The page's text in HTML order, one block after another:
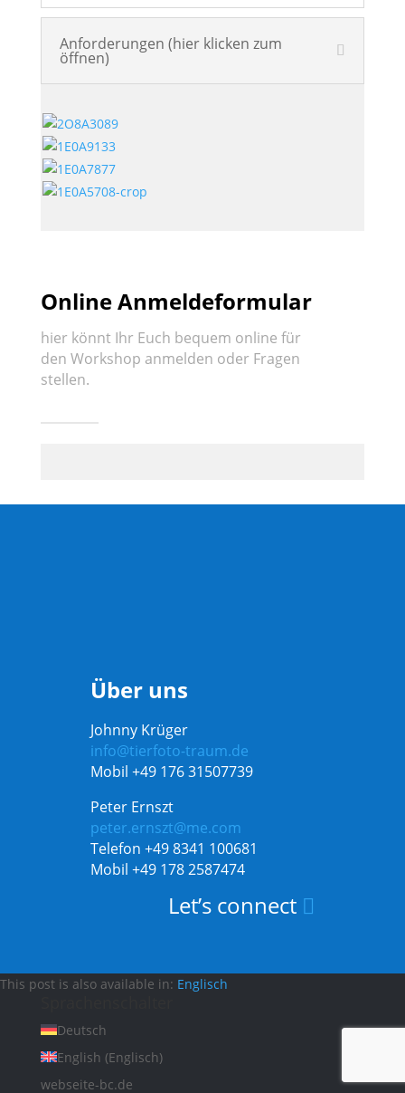
Anforderungen (hier klicken zum
öffnen)
Online Anmeldeformular
hier könnt Ihr Euch bequem online für
den Workshop anmelden oder Fragen
stellen.
Über uns
Johnny Krüger
info@tierfoto-traum.de
Mobil +49 176 31507739
Peter Ernszt
peter.ernszt@me.com
Telefon +49 8341 100681
Mobil +49 178 2587474
Let’s connect 
This post is also available in: Englisch
Deutsch
English (Englisch)
webseite-bc.de